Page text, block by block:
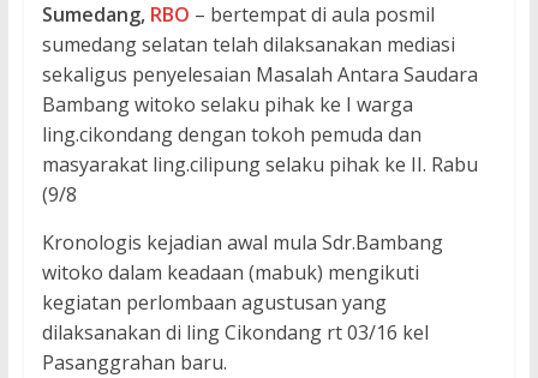
Sumedang, RBO – bertempat di aula posmil
sumedang selatan telah dilaksanakan mediasi
sekaligus penyelesaian Masalah Antara Saudara
Bambang witoko selaku pihak ke I warga
ling.cikondang dengan tokoh pemuda dan
masyarakat ling.cilipung selaku pihak ke II. Rabu
(9/8
Kronologis kejadian awal mula Sdr.Bambang
witoko dalam keadaan (mabuk) mengikuti
kegiatan perlombaan agustusan yang
dilaksanakan di ling Cikondang rt 03/16 kel
Pasanggrahan baru.